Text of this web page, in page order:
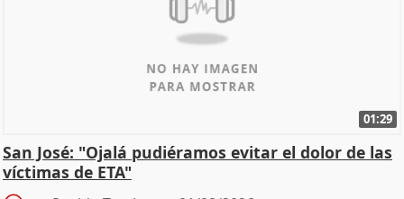
01:29
San José: "Ojalá pudiéramos evitar el dolor de las
víctimas de ETA"